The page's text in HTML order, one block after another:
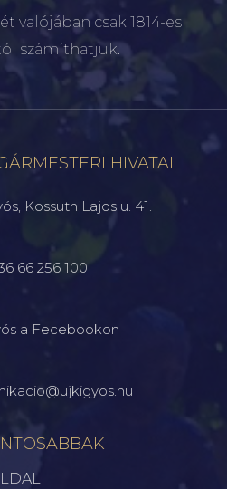
valójában csak 1814-es
számíthatjuk.
HIVATAL
Kossuth Lajos u. 41.
66 256 100
a Fecebookon